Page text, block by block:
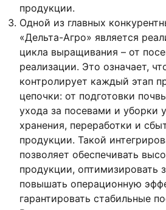
продукции.
Одной из главных
«Дельта-Агро» является
цикла выращивания – от
реализации. Это означает,
контролирует каждый этап
цепочки: от подготовки
ухода за посевами и уборки
хранения, переработки и
продукции. Такой
позволяет обеспечивать
продукции, оптимизировать
повышать операционную
гарантировать стабильные